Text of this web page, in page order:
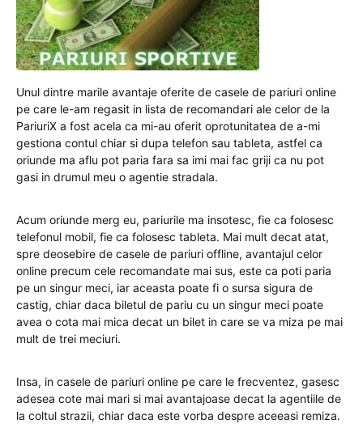
Unul dintre marile avantaje oferite de casele de pariuri online
pe care le-am regasit in lista de recomandari ale celor de la
PariuriX a fost acela ca mi-au oferit oprotunitatea de a-mi
gestiona contul chiar si dupa telefon sau tableta, astfel ca
oriunde ma aflu pot paria fara sa imi mai fac griji ca nu pot
gasi in drumul meu o agentie stradala.
Acum oriunde merg eu, pariurile ma insotesc, fie ca folosesc
telefonul mobil, fie ca folosesc tableta. Mai mult decat atat,
spre deosebire de casele de pariuri offline, avantajul celor
online precum cele recomandate mai sus, este ca poti paria
pe un singur meci, iar aceasta poate fi o sursa sigura de
castig, chiar daca biletul de pariu cu un singur meci poate
avea o cota mai mica decat un bilet in care se va miza pe mai
mult de trei meciuri.
Insa, in casele de pariuri online pe care le frecventez, gasesc
adesea cote mai mari si mai avantajoase decat la agentiile de
la coltul strazii, chiar daca este vorba despre aceeasi remiza.